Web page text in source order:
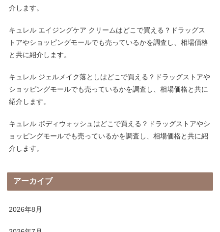
介します。
キュレル エイジングケア クリームはどこで買える？ドラッグス
トアやショッピングモールでも売っているかを調査し、相場価格
と共に紹介します。
キュレル ジェルメイク落としはどこで買える？ドラッグストアや
ショッピングモールでも売っているかを調査し、相場価格と共に
紹介します。
キュレル ボディウォッシュはどこで買える？ドラッグストアやシ
ョッピングモールでも売っているかを調査し、相場価格と共に紹
介します。
アーカイブ
2026年8月